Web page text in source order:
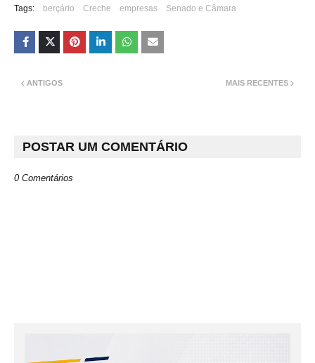
Tags: berçário Creche empresas Senado e Câmara
MAIS RECENTES
ANTIGOS
POSTAR UM COMENTÁRIO
0 Comentários